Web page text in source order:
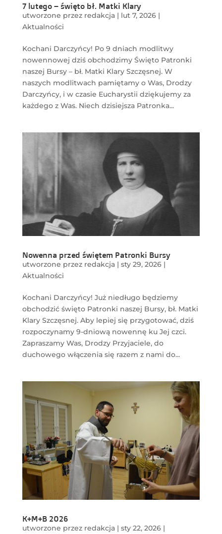
7 lutego – święto bł. Matki Klary
utworzone przez redakcja| lut 7, 2026|
Aktualności
Kochani Darczyńcy! Po 9 dniach modlitwy
nowennowej dziś obchodzimy Święto Patronki
naszej Bursy – bł. Matki Klary Szczęsnej. W
naszych modlitwach pamiętamy o Was, Drodzy
Darczyńcy, i w czasie Eucharystii dziękujemy za
każdego z Was. Niech dzisiejsza Patronka...
Nowenna przed świętem Patronki Bursy
utworzone przez redakcja| sty 29, 2026|
Aktualności
Kochani Darczyńcy! Już niedługo będziemy
obchodzić święto Patronki naszej Bursy, bł. Matki
Klary Szczęsnej. Aby lepiej się przygotować, dziś
rozpoczynamy 9-dniową nowennę ku Jej czci.
Zapraszamy Was, Drodzy Przyjaciele, do
duchowego włączenia się razem z nami do...
K+M+B 2026
utworzone przez redakcja| sty 22, 2026|